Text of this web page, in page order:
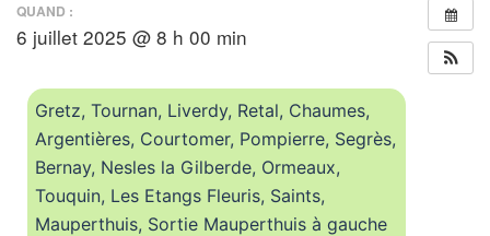
QUAND :
6 juillet 2025 @ 8 h 00 min
Gretz, Tournan, Liverdy, Retal, Chaumes,
Argentières, Courtomer, Pompierre, Segrès,
Bernay, Nesles la Gilberde, Ormeaux,
Touquin, Les Etangs Fleuris, Saints,
Mauperthuis, Sortie Mauperthuis à gauche